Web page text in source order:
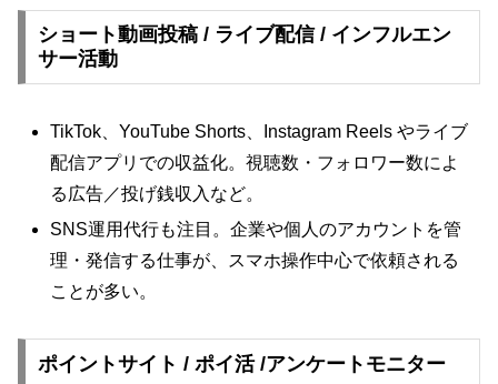
ショート動画投稿 / ライブ配信 / インフルエン
サー活動
TikTok、YouTube Shorts、Instagram Reels やライブ
配信アプリでの収益化。視聴数・フォロワー数によ
る広告／投げ銭収入など。
SNS運用代行も注目。企業や個人のアカウントを管
理・発信する仕事が、スマホ操作中心で依頼される
ことが多い。
ポイントサイト / ポイ活 /アンケートモニター